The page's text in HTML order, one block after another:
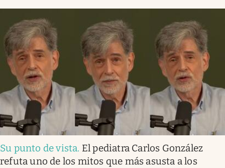
Su punto de vista. El pediatra Carlos González
refuta uno de los mitos que más asusta a los